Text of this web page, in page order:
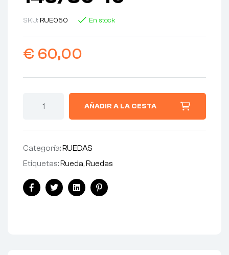
SKU: RUE050 En stock
€ 60,00
AÑADIR A LA CESTA
Categoría:RUEDAS
Etiquetas:Rueda,Ruedas
FacebookTwitterLinkedinPinterest